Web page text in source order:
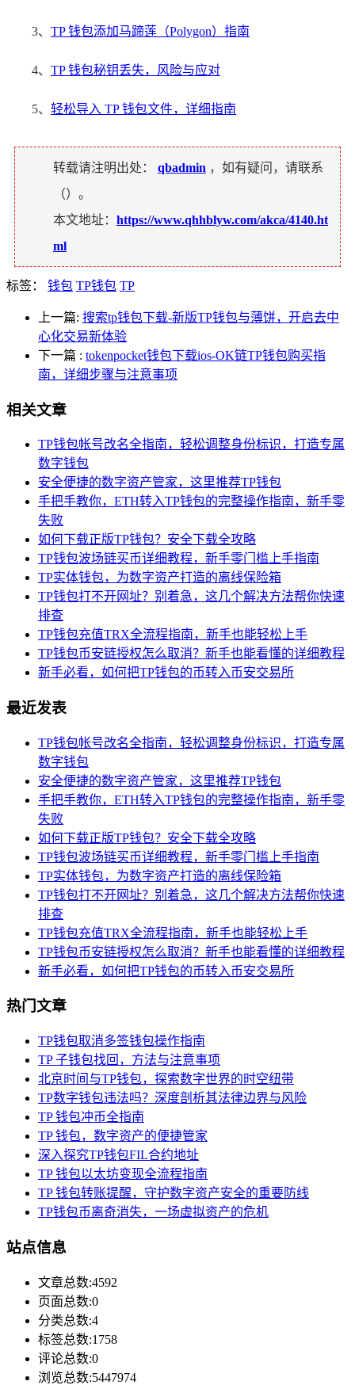
3、 TP 钱包添加马蹄莲（Polygon）指南
4、 TP 钱包秘钥丢失，风险与应对
5、 轻松导入 TP 钱包文件，详细指南
转载请注明出处： qbadmin ，如有疑问，请联系
（）。
本文地址： https://www.qhhblyw.com/akca/4140.ht
ml
标签： 钱包 TP钱包 TP
上一篇: 搜索tp钱包下载-新版TP钱包与薄饼，开启去中
心化交易新体验
下一篇 : tokenpocket钱包下载ios-OK链TP钱包购买指
南，详细步骤与注意事项
相关文章
TP钱包帐号改名全指南，轻松调整身份标识，打造专属
数字钱包
安全便捷的数字资产管家，这里推荐TP钱包
手把手教你，ETH转入TP钱包的完整操作指南，新手零
失败
如何下载正版TP钱包？安全下载全攻略
TP钱包波场链买币详细教程，新手零门槛上手指南
TP实体钱包，为数字资产打造的离线保险箱
TP钱包打不开网址？别着急，这几个解决方法帮你快速
排查
TP钱包充值TRX全流程指南，新手也能轻松上手
TP钱包币安链授权怎么取消？新手也能看懂的详细教程
新手必看，如何把TP钱包的币转入币安交易所
最近发表
TP钱包帐号改名全指南，轻松调整身份标识，打造专属
数字钱包
安全便捷的数字资产管家，这里推荐TP钱包
手把手教你，ETH转入TP钱包的完整操作指南，新手零
失败
如何下载正版TP钱包？安全下载全攻略
TP钱包波场链买币详细教程，新手零门槛上手指南
TP实体钱包，为数字资产打造的离线保险箱
TP钱包打不开网址？别着急，这几个解决方法帮你快速
排查
TP钱包充值TRX全流程指南，新手也能轻松上手
TP钱包币安链授权怎么取消？新手也能看懂的详细教程
新手必看，如何把TP钱包的币转入币安交易所
热门文章
TP钱包取消多签钱包操作指南
TP 子钱包找回，方法与注意事项
北京时间与TP钱包，探索数字世界的时空纽带
TP数字钱包违法吗？深度剖析其法律边界与风险
TP 钱包冲币全指南
TP 钱包，数字资产的便捷管家
深入探究TP钱包FIL合约地址
TP 钱包以太坊变现全流程指南
TP 钱包转账提醒，守护数字资产安全的重要防线
TP钱包币离奇消失，一场虚拟资产的危机
站点信息
文章总数:4592
页面总数:0
分类总数:4
标签总数:1758
评论总数:0
浏览总数:5447974